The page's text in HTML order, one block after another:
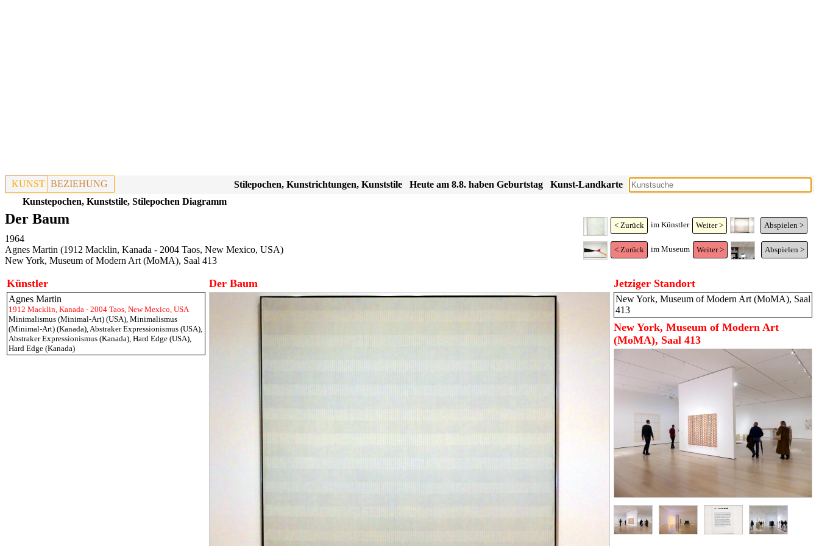
KUNST BEZIEHUNG Kunst-Landkarte
Heute am 8.8. haben Geburtstag
Stilepochen, Kunstrichtungen, Kunststile
Kunstepochen, Kunststile, Stilepochen Diagramm
< Zurück im Künstler Weiter > Abspielen >
< Zurück im Museum Weiter > Abspielen >
Der Baum
1964
Agnes Martin (1912 Macklin, Kanada - 2004 Taos, New Mexico, USA)
New York, Museum of Modern Art (MoMA), Saal 413
Künstler
Agnes Martin
1912 Macklin, Kanada - 2004 Taos, New Mexico, USA
Minimalismus (Minimal-Art) (USA), Minimalismus
(Minimal-Art) (Kanada),Abstraker Expressionismus (USA),
Abstraker Expressionismus (Kanada), Hard Edge (USA),
Hard Edge (Kanada)
Der Baum Jetziger Standort
New York, Museum of Modern Art (MoMA), Saal
413
New York, Museum of Modern Art
(MoMA), Saal 413